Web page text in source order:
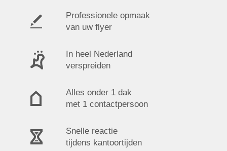
Professionele opmaak
van uw flyer
In heel Nederland
verspreiden
Alles onder 1 dak
met 1 contactpersoon
Snelle reactie
tijdens kantoortijden